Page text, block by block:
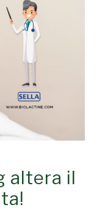
altera il